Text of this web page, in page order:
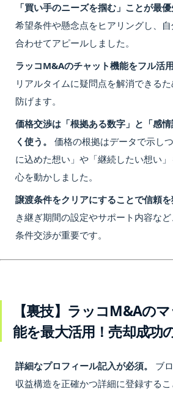
「買い手のニーズを掴む」ことが最優
希望条件や懸念点をヒアリングし、
合わせてアピールしました。
ラッコM&Aのチャット機能をフル活用
リアルタイムに疑問点を解消できる
防げます。
価格交渉は「根拠ある数字」と「感
く使う。
価格の根拠はデータで示し
に込めた想い」や「継続したい想い
心を動かしました。
譲渡条件をクリアにすることで信頼を
き継ぎ期間の設定やサポート内容な
条件交渉が重要です。
【裏技】ラッコM&Aの
能を最大活用！売却成功
詳細なプロフィール記入が必須。
ブ
収益構造を正確かつ詳細に登録する